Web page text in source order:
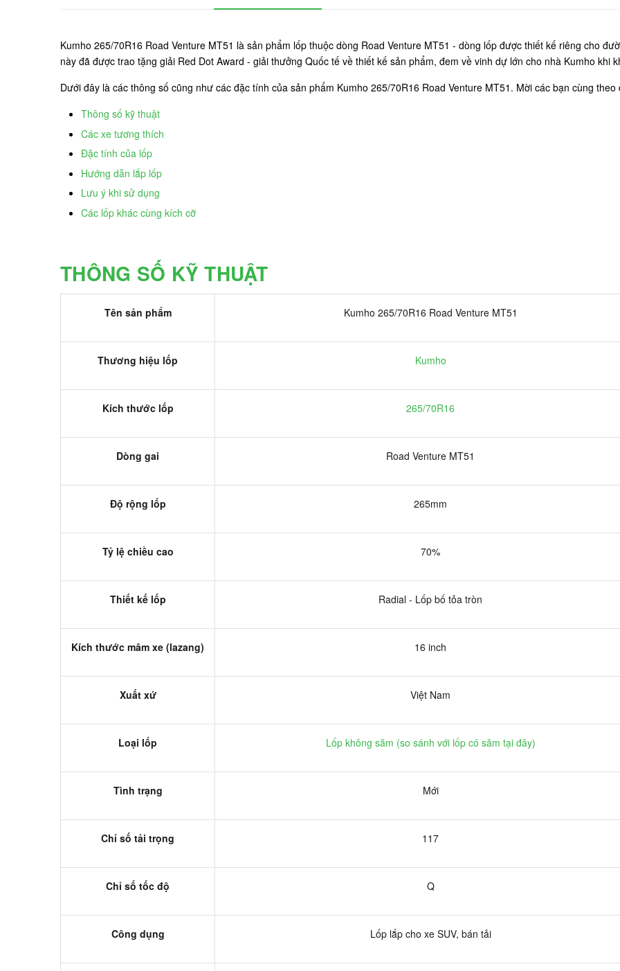
Kumho 265/70R16 Road Venture MT51 là sản phẩm lốp thuộc dòng Road Venture MT51 - dòng lốp được thiết kế riêng cho
này đã được trao tặng giải Red Dot Award - giải thưởng Quốc tế về thiết kế sản phẩm, đem về vinh dự lớn cho nhà Kumho khi
Dưới đây là các thông số cũng như các đặc tính của sản phẩm Kumho 265/70R16 Road Venture MT51. Mời các bạn cùng theo
Thông số kỹ thuật
Các xe tương thích
Đặc tính của lốp
Hướng dẫn lắp lốp
Lưu ý khi sử dụng
Các lốp khác cùng kích cỡ
THÔNG SỐ KỸ THUẬT
Tên sản phẩm Kumho 265/70R16 Road Venture MT51
Thương hiệu lốp Kumho
Kích thước lốp 265/70R16
Dòng gai Road Venture MT51
Độ rộng lốp 265mm
Tỷ lệ chiều cao 70%
Thiết kế lốp Radial - Lốp bố tỏa tròn
Kích thước mâm xe (lazang) 16 inch
Xuất xứ Việt Nam
Loại lốp Lốp không săm (so sánh với lốp có săm tại đây)
Tình trạng Mới
Chỉ số tải trọng 117
Chỉ số tốc độ Q
Công dụng Lốp lắp cho xe SUV, bán tải